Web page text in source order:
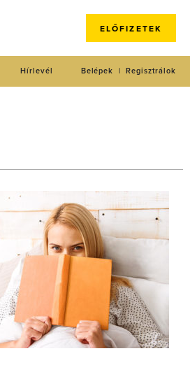
ELŐFIZETEK
Regisztrálok
Belépek
Hírlevél